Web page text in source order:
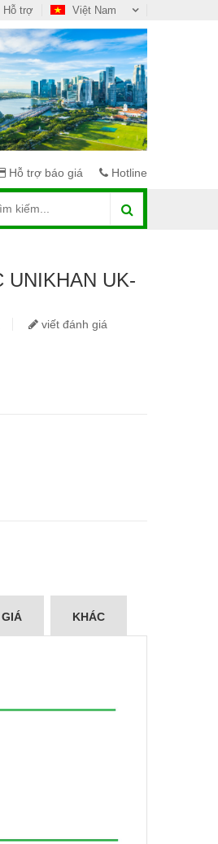
Việt Nam
Hỗ trợ
Hỗ trợ báo giá Hotline
UNIKHAN UK-
viết đánh giá
KHÁC